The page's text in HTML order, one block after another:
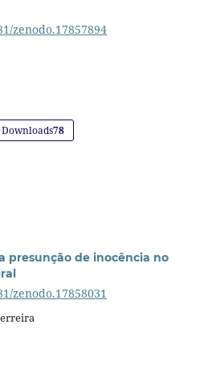
zenodo.17857894
Downloads78
presunção de inocência no
zenodo.17858031